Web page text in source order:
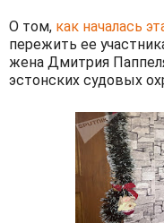
О том, как началась
пережить ее
жена Дмитрия
эстонских судовых